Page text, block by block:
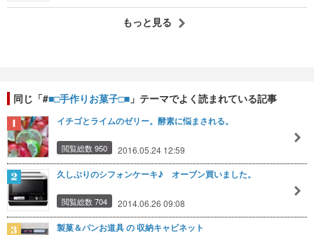
もっと見る
同じ「#■□手作りお菓子□■ 」テーマでよく読まれている記事
イチゴとライムのゼリー。酵素に悩まされる。
閲覧総数 950 2016.05.24 12:59
久しぶりのシフォンケーキ♪ オーブン買いました。
閲覧総数 704 2014.06.26 09:08
製菓＆パンお道具 の 収納キャビネット